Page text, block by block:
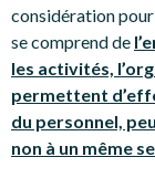
considération pour
se comprend de
les activités,
permettent
du personnel,
non à un même